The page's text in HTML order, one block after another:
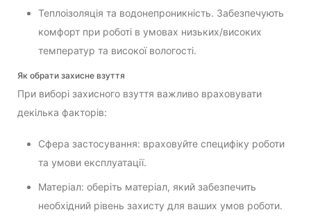
Теплоізоляція та водонепроникність. Забезпечують
комфорт при роботі в умовах низьких/високих
температур та високої вологості.
Як обрати захисне взуття
При виборі захисного взуття важливо враховувати
декілька факторів:
Сфера застосування: враховуйте специфіку роботи
та умови експлуатації.
Матеріал: оберіть матеріал, який забезпечить
необхідний рівень захисту для ваших умов роботи.